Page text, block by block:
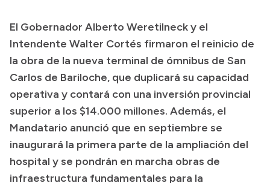
Geografía
Invertí en Río Negro
Transparencia
Boletín Oficial
Compras y licitaciones
El Gobernador Alberto Weretilneck y el
Intendente Walter Cortés firmaron el reinicio de
la obra de la nueva terminal de ómnibus de San
Carlos de Bariloche, que duplicará su capacidad
operativa y contará con una inversión provincial
superior a los $14.000 millones. Además, el
Mandatario anunció que en septiembre se
inaugurará la primera parte de la ampliación del
hospital y se pondrán en marcha obras de
infraestructura fundamentales para la